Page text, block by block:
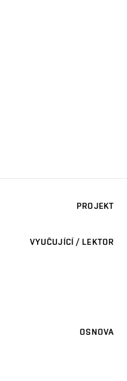
PROJEKT
VYUČUJÍCÍ / LEKTOR
OSNOVA